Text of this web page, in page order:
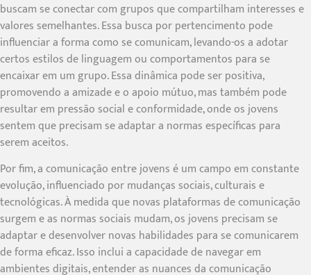
buscam se conectar com grupos que compartilham interesses e
valores semelhantes. Essa busca por pertencimento pode
influenciar a forma como se comunicam, levando-os a adotar
certos estilos de linguagem ou comportamentos para se
encaixar em um grupo. Essa dinâmica pode ser positiva,
promovendo a amizade e o apoio mútuo, mas também pode
resultar em pressão social e conformidade, onde os jovens
sentem que precisam se adaptar a normas específicas para
serem aceitos.
Por fim, a comunicação entre jovens é um campo em constante
evolução, influenciado por mudanças sociais, culturais e
tecnológicas. À medida que novas plataformas de comunicação
surgem e as normas sociais mudam, os jovens precisam se
adaptar e desenvolver novas habilidades para se comunicarem
de forma eficaz. Isso inclui a capacidade de navegar em
ambientes digitais, entender as nuances da comunicação